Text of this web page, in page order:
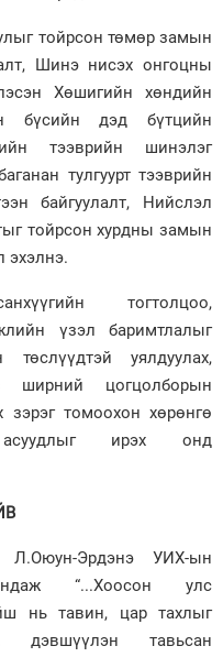
тойрсон төмөр замын
Шинэ нисэх онгоцны
Хөшигийн хөндийн
бүсийн дэд бүтцийн
тээврийн шинэлэг
тулгуурт тээврийн
байгуулалт, Нийслэл
тойрсон хурдны замын
эхэлнэ.
тогтолцоо,
үзэл баримтлалыг
төслүүдтэй уялдуулах,
ширний цогцолборын
зэрэг томоохон хөрөнгө
асуудлыг ирэх онд
Л.Оюун-Эрдэнэ УИХ-ын
“...Хоосон улс
нь тавин, цар тахлыг
дэвшүүлэн тавьсан